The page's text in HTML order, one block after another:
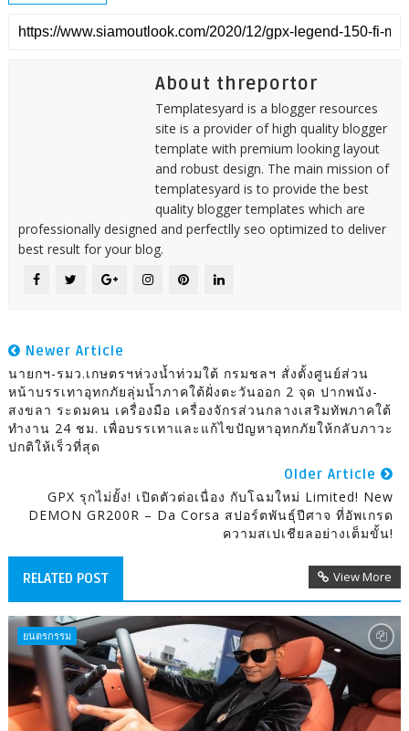
About threportor
Templatesyard is a blogger resources
site is a provider of high quality blogger
template with premium looking layout
and robust design. The main mission of
templatesyard is to provide the best
quality blogger templates which are
professionally designed and perfectlly seo optimized to deliver
best result for your blog.
Newer Article
นายกฯ-รมว.เกษตรฯห่วงน้ำท่วมใต้ กรมชลฯ สั่งตั้งศูนย์ส่วน
หน้าบรรเทาอุทกภัยลุ่มน้ำภาคใต้ฝั่งตะวันออก 2 จุด ปากพนัง-
สงขลา ระดมคน เครื่องมือ เครื่องจักรส่วนกลางเสริมทัพภาคใต้
ทำงาน 24 ชม. เพื่อบรรเทาและแก้ไขปัญหาอุทกภัยให้กลับภาวะ
ปกติให้เร็วที่สุด
Older Article
GPX รุกไม่ยั้ง! เปิดตัวต่อเนื่อง กับโฉมใหม่ Limited! New
DEMON GR200R – Da Corsa สปอร์ตพันธุ์ปีศาจ ที่อัพเกรด
ความสเปเชียลอย่างเต็มขั้น!
RELATED POST View More
ยนตรกรรม